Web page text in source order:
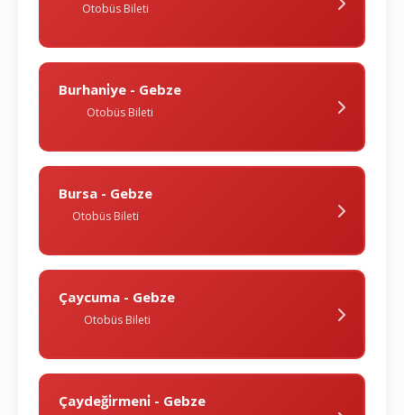
Otobüs Bileti
Burhani̇ye - Gebze
Otobüs Bileti
Bursa - Gebze
Otobüs Bileti
Çaycuma - Gebze
Otobüs Bileti
Çaydeği̇rmeni̇ - Gebze